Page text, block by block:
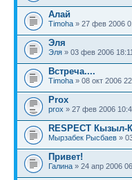
Алай
Timoha » 27 фев 2006
Эля
Эля » 03 фев 2006 18:11
Встреча....
Timoha » 08 окт 2006
Prox
prox » 27 фев 2006
RESPECT Кызыл-
Мырзабек Рысбаев »
Привет!
Галина » 24 апр 2006